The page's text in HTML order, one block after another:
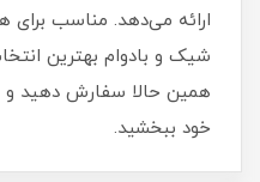
ارائه می‌دهد. مناسب برای
شیک و بادوام بهترین
همین حالا سفارش دهید و
خود ببخشید.